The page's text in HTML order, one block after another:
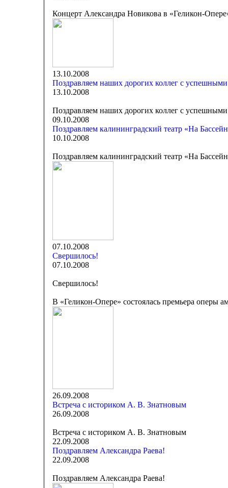
Концерт Александра Новикова в «Геликон-
13.10.2008
Поздравляем наших дорогих коллег с
13.10.2008
Поздравляем наших дорогих коллег с
09.10.2008
Поздравляем калининградский театр «На
10.10.2008
Поздравляем калининградский театр «На
07.10.2008
Свершилось!
07.10.2008
Свершилось!
В «Геликон-Опере» состоялась премьера оперы
26.09.2008
Встреча с историком А. В. Знатновым
26.09.2008
Встреча с историком А. В. Знатновым
22.09.2008
Поздравляем Александра Раева!
22.09.2008
Поздравляем Александра Раева!